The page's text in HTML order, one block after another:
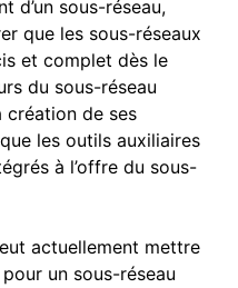
d’un sous-réseau,
que les sous-réseaux
et complet dès le
du sous-réseau
création de ses
les outils auxiliaires
à l’offre du sous-
actuellement mettre
pour un sous-réseau